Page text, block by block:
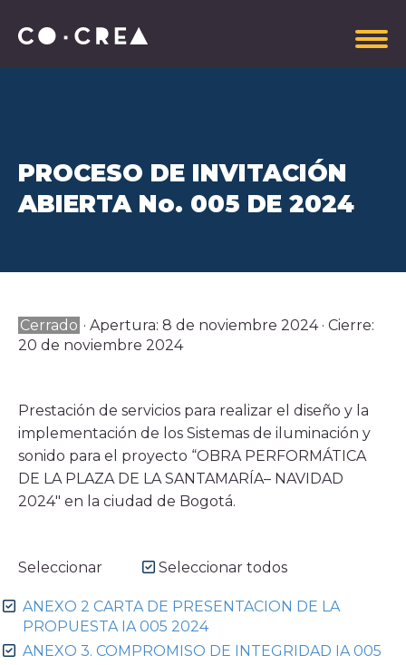
Somos
Plataforma estratégica
Contrataciones
¿En qué consiste el beneficio tributario que
promueve CoCrea?
Proyectos estratégicos
Cumbre del Jaguar
Proyectos
Proyectos
Proyectos
Proyectos
PROCESO DE INVITACIÓN
ABIERTA No. 005 DE 2024
Cerrado · Apertura: 8 de noviembre 2024 · Cierre:
20 de noviembre 2024
Prestación de servicios para realizar el diseño y la
implementación de los Sistemas de iluminación y
sonido para el proyecto “OBRA PERFORMÁTICA
DE LA PLAZA DE LA SANTAMARÍA– NAVIDAD
2024″ en la ciudad de Bogotá.
Seleccionar Seleccionar todos
ANEXO 2 CARTA DE PRESENTACION DE LA
PROPUESTA IA 005 2024
ANEXO 3. COMPROMISO DE INTEGRIDAD IA 005